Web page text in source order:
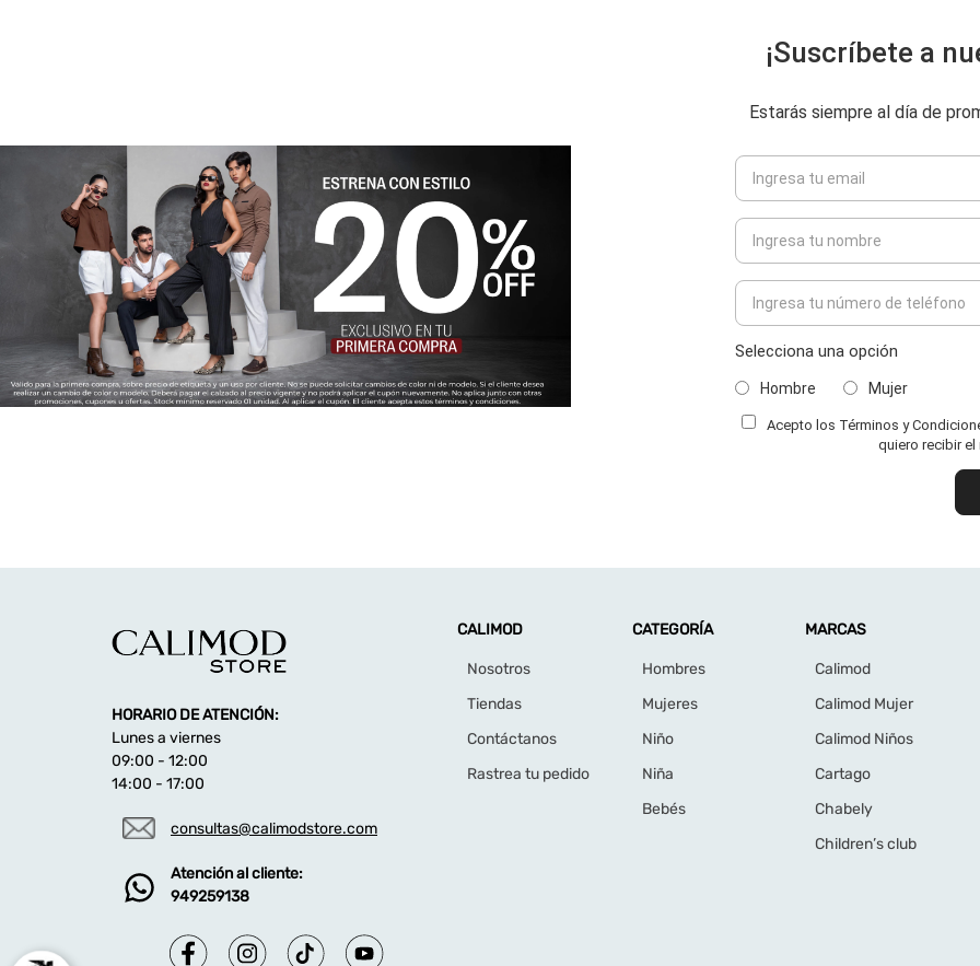
¡Suscríbete a
Estarás siempre al día de
Selecciona una opción
Hombre Mujer
Acepto los Términos y
quiero recibir
HORARIO DE ATENCIÓN:
Lunes a viernes
09:00 - 12:00
14:00 - 17:00
consultas@calimodstore.com
Atención al cliente:
949259138
CALIMOD
Nosotros
Tiendas
Contáctanos
Rastrea tu pedido
CATEGORÍA
Hombres
Mujeres
Niño
Niña
Bebés
MARCAS
Calimod
Calimod Mujer
Calimod Niños
Cartago
Chabely
Children’s club